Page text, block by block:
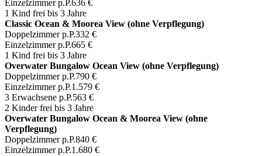
Einzelzimmer p.P.636 €
1 Kind frei bis 3 Jahre
Classic Ocean & Moorea View (ohne Verpflegung)
Doppelzimmer p.P.332 €
Einzelzimmer p.P.665 €
1 Kind frei bis 3 Jahre
Overwater Bungalow Ocean View (ohne Verpflegung)
Doppelzimmer p.P.790 €
Einzelzimmer p.P.1.579 €
3 Erwachsene p.P.563 €
2 Kinder frei bis 3 Jahre
Overwater Bungalow Ocean & Moorea View (ohne
Verpflegung)
Doppelzimmer p.P.840 €
Einzelzimmer p.P.1.680 €